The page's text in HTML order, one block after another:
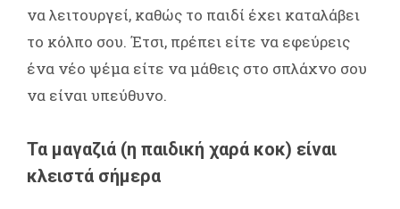
να λειτουργεί, καθώς το παιδί έχει καταλάβει
το κόλπο σου. Έτσι, πρέπει είτε να εφεύρεις
ένα νέο ψέμα είτε να μάθεις στο σπλάχνο σου
να είναι υπεύθυνο.
Τα μαγαζιά (η παιδική χαρά κοκ) είναι
κλειστά σήμερα